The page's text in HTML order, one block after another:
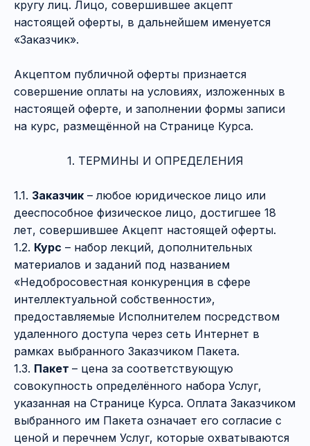
кругу лиц. Лицо, совершившее акцепт
настоящей оферты, в дальнейшем именуется
«Заказчик».
Акцептом публичной оферты признается
совершение оплаты на условиях, изложенных в
настоящей оферте, и заполнении формы записи
на курс, размещённой на Странице Курса.
1. ТЕРМИНЫ И ОПРЕДЕЛЕНИЯ
1.1. Заказчик – любое юридическое лицо или
дееспособное физическое лицо, достигшее 18
лет, совершившее Акцепт настоящей оферты.
1.2. Курс – набор лекций, дополнительных
материалов и заданий под названием
«Недобросовестная конкуренция в сфере
интеллектуальной собственности»,
предоставляемые Исполнителем посредством
удаленного доступа через сеть Интернет в
рамках выбранного Заказчиком Пакета.
1.3. Пакет – цена за соответствующую
совокупность определённого набора Услуг,
указанная на Странице Курса. Оплата Заказчиком
выбранного им Пакета означает его согласие с
ценой и перечнем Услуг, которые охватываются